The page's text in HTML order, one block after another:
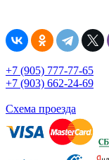
+7 (905) 777-77-65
+7 (903) 662-24-69
Схема проезда